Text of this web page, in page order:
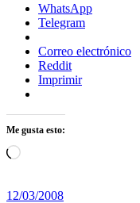
WhatsApp
Telegram
Correo electrónico
Reddit
Imprimir
Me gusta esto:
Cargando...
12/03/2008